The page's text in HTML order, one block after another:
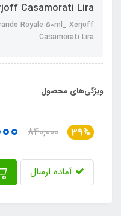
Casamorati Lira
Royale 50ml_ Xerjoff
Casamorati Lira
ویژگی‌های محصول
39%
840,000
آماده ارسال